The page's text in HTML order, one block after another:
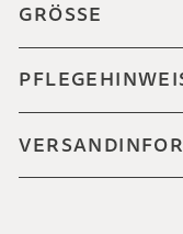
GRÖSSE